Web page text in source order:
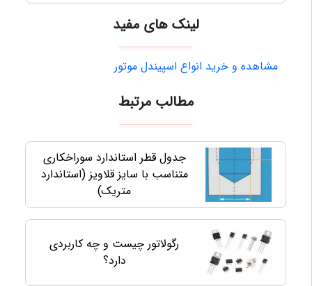
لینک های مفید
مشاهده و خرید انواع اسپیندل موتور
مطالب مرتبط
جدول قطر استاندارد سوراخکاری
متناسب با سایز قلاویز (استاندارد
متریک)
رگولاتور چیست و چه کاربردی
دارد؟